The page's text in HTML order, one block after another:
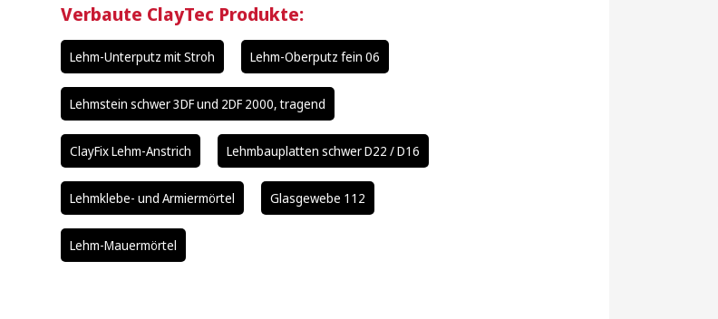
Verbaute ClayTec Produkte:
Lehm-Unterputz mit Stroh Lehm-Oberputz fein 06
Lehmstein schwer 3DF und 2DF 2000, tragend
ClayFix Lehm-Anstrich Lehmbauplatten schwer D22 / D16
Lehmklebe- und Armiermörtel Glasgewebe 112
Lehm-Mauermörtel